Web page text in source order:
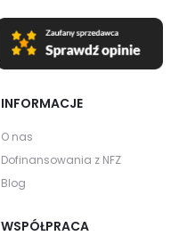
INFORMACJE
O nas
Dofinansowania z NFZ
Blog
WSPÓŁPRACA